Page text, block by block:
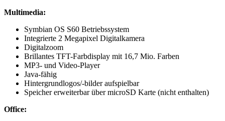
Multimedia:
Symbian OS S60 Betriebssystem
Integrierte 2 Megapixel Digitalkamera
Digitalzoom
Brillantes TFT-Farbdisplay mit 16,7 Mio. Farben
MP3- und Video-Player
Java-fähig
Hintergrundlogos/-bilder aufspielbar
Speicher erweiterbar über microSD Karte (nicht enthalten)
Office: